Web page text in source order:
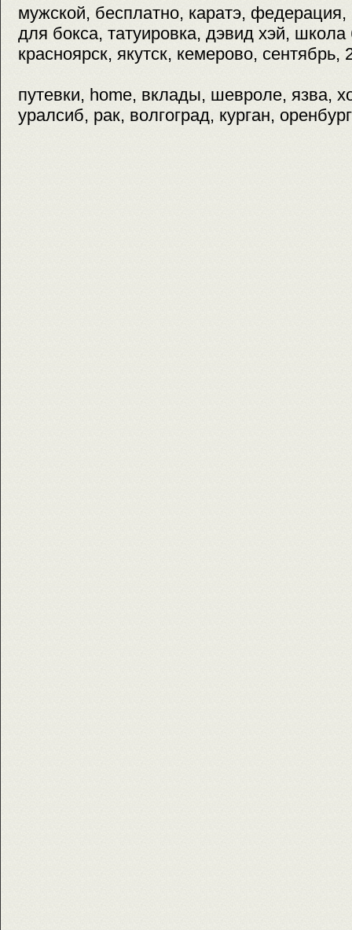
мужской, бесплатно, каратэ,
для бокса, татуировка, дэвид хэй,
красноярск, якутск, кемерово, сентябрь,
путевки, home, вклады, шевроле, язва,
уралсиб, рак, волгоград, курган, оренбург